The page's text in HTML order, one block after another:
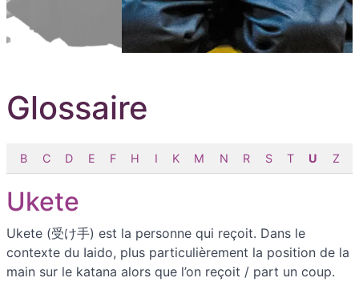
Glossaire
B C D E F H I K M N R S T U Z
Ukete
Ukete (受け手) est la personne qui reçoit. Dans le
contexte du Iaido, plus particulièrement la position de la
main sur le katana alors que l’on reçoit / part un coup.